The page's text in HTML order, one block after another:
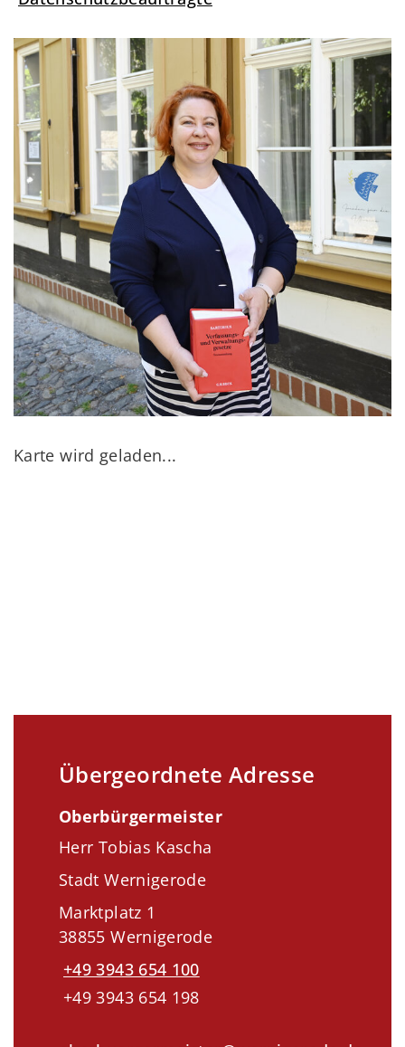
Karte wird geladen...
Übergeordnete Adresse
Oberbürgermeister
Herr Tobias Kascha
Stadt Wernigerode
Marktplatz 1
38855 Wernigerode
+49 3943 654 100
+49 3943 654 198